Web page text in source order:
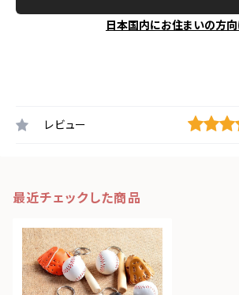
日本国内にお住まいの方
レビュー
最近チェックした商品